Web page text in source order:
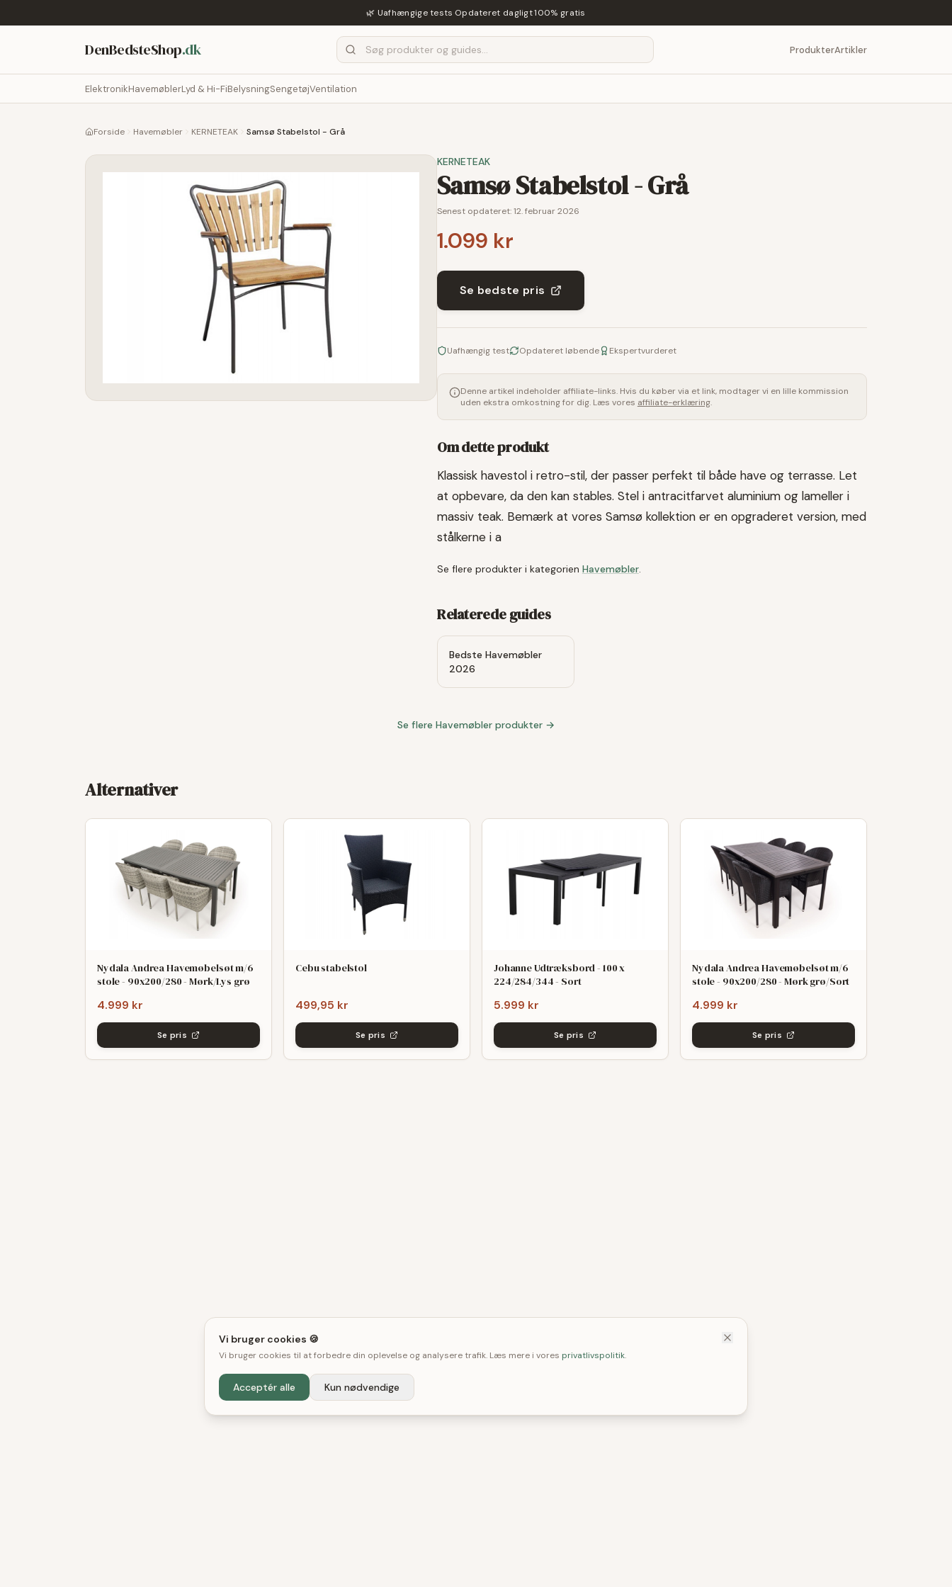
🌿 Uafhængige tests·Opdateret dagligt·100% gratis
DenBedsteShop.dk ProdukterArtikler
ElektronikHavemøblerLyd & Hi-FiBelysningSengetøjVentilation
Forside Havemøbler KERNETEAK Samsø Stabelstol - Grå
KERNETEAK
Samsø Stabelstol - Grå
Senest opdateret:12. februar 2026
1.099 kr
Se bedste pris
Uafhængig test Opdateret løbende Ekspertvurderet
Denne artikel indeholder affiliate-links. Hvis du køber via et link, modtager vi en lille kommission
uden ekstra omkostning for dig. Læs vores affiliate-erklæring.
Om dette produkt
Klassisk havestol i retro-stil, der passer perfekt til både have og terrasse. Let
at opbevare, da den kan stables. Stel i antracitfarvet aluminium og lameller i
massiv teak. Bemærk at vores Samsø kollektion er en opgraderet version, med
stålkerne i a
Se flere produkter i kategorien Havemøbler.
Relaterede guides
Bedste Havemøbler
2026
Se flere Havemøbler produkter →
Alternativer
Nydala Andrea Havemøbelsøt m/6
stole - 90x200/280 - Mørk/Lys grø
4.999 kr
Se pris
Cebu stabelstol
499,95 kr
Se pris
Johanne Udtræksbord - 100 x
224/284/344 - Sort
5.999 kr
Se pris
Nydala Andrea Havemøbelsøt m/6
stole - 90x200/280 - Mørk grø/Sort
4.999 kr
Se pris
Vi bruger cookies 🍪
Vi bruger cookies til at forbedre din oplevelse og analysere trafik. Læs mere i vores privatlivspolitik.
Acceptér alle Kun nødvendige